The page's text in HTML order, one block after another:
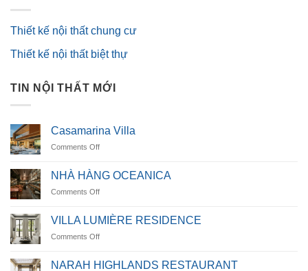
Thiết kế nội thất chung cư
Thiết kế nội thất biệt thự
TIN NỘI THẤT MỚI
Casamarina Villa
Comments Offon
Villa
NHÀ HÀNG OCEANICA
Comments Offon
HÀNG
OCEANICA
VILLA LUMIÈRE RESIDENCE
Comments Offon
LUMIÈRE
NARAH HIGHLANDS RESTAURANT